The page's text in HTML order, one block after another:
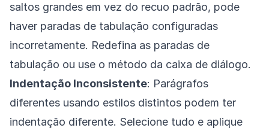
saltos grandes em vez do recuo padrão, pode
haver paradas de tabulação configuradas
incorretamente. Redefina as paradas de
tabulação ou use o método da caixa de diálogo.
Indentação Inconsistente: Parágrafos
diferentes usando estilos distintos podem ter
indentação diferente. Selecione tudo e aplique